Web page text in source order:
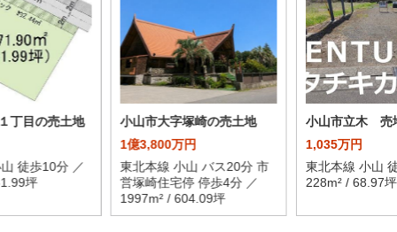
丁目の売土地
徒歩10分 ／
坪
小山市大字塚崎の売土地
1億3,800万円
東北本線 小山 バス20分 市
営塚崎住宅停 停歩4分 ／
1997m² / 604.09坪
小山市立木 売
1,035万円
東北本線 小山
228m² / 68.97坪